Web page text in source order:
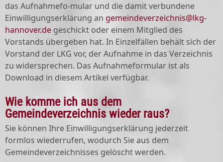
das Aufnahmefo-mular und die damit verbundene
Einwilligungserklärung an gemeindeverzeichnis@lkg-
hannover.de geschickt oder einem Mitglied des
Vorstands übergeben hat. In Einzelfällen behält sich der
Vorstand der LKG vor, der Aufnahme in das Verzeichnis
zu widersprechen. Das Aufnahmeformular ist als
Download in diesem Artikel verfügbar.
Wie komme ich aus dem
Gemeindeverzeichnis wieder raus?
Sie können Ihre Einwilligungserklärung jederzeit
formlos wiederrufen, wodurch Sie aus dem
Gemeindeverzeichnisses gelöscht werden.